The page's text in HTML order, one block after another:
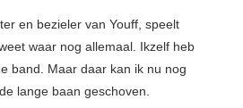
en bezieler van Youff, speelt
waar nog allemaal. Ikzelf heb
band. Maar daar kan ik nu nog
lange baan geschoven.